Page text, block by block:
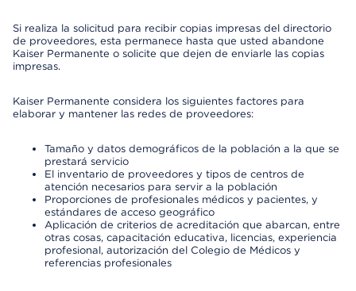
Si realiza la solicitud para recibir copias impresas del directorio
de proveedores, esta permanece hasta que usted abandone
Kaiser Permanente o solicite que dejen de enviarle las copias
impresas.
Kaiser Permanente considera los siguientes factores para
elaborar y mantener las redes de proveedores:
Tamaño y datos demográficos de la población a la que se
prestará servicio
El inventario de proveedores y tipos de centros de
atención necesarios para servir a la población
Proporciones de profesionales médicos y pacientes, y
estándares de acceso geográfico
Aplicación de criterios de acreditación que abarcan, entre
otras cosas, capacitación educativa, licencias, experiencia
profesional, autorización del Colegio de Médicos y
referencias profesionales